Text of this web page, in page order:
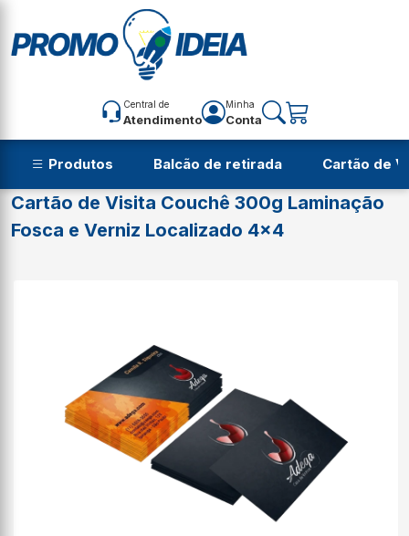
Central de
Atendimento
Minha
Conta
Balcão de retirada Cartão de
Cartão de Visita Couchê 300g Laminação
Fosca e Verniz Localizado 4x4